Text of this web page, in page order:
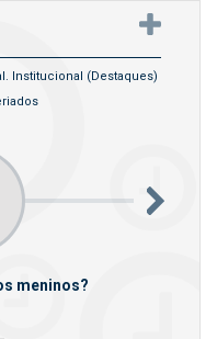
Institucional (destaques)
meninos?